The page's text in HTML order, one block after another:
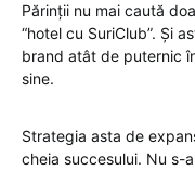
Părinții nu mai caută
“hotel cu SuriClub”. Și
brand atât de puternic
sine.
Strategia asta de
cheia succesului. Nu s-